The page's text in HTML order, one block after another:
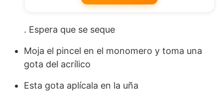
. Espera que se seque
Moja el pincel en el monomero y toma una
gota del acrílico
Esta gota aplícala en la uña